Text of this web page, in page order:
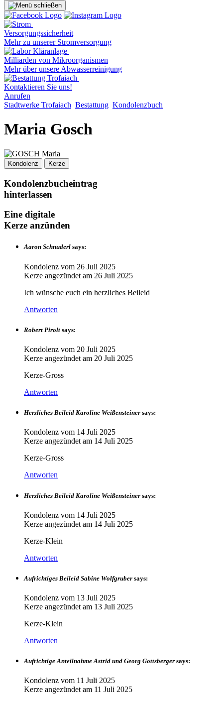
Versorgungssicherheit
Mehr zu unserer Stromversorgung
Milliarden von Mikroorganismen
Mehr über unsere Abwasserreinigung
Kontaktieren Sie uns!
Anrufen
Stadtwerke Trofaiach Bestattung Kondolenzbuch
Maria Gosch
Kondolenz Kerze
Kondolenzbucheintrag
hinterlassen
Eine digitale
Kerze anzünden
Aaron Schnuderl says:
Kondolenz vom 26 Juli 2025
Kerze angezündet am 26 Juli 2025
Ich wünsche euch ein herzliches Beileid
Antworten
Robert Pirolt says:
Kondolenz vom 20 Juli 2025
Kerze angezündet am 20 Juli 2025
Kerze-Gross
Antworten
Herzliches Beileid Karoline Weißensteiner says:
Kondolenz vom 14 Juli 2025
Kerze angezündet am 14 Juli 2025
Kerze-Gross
Antworten
Herzliches Beileid Karoline Weißensteiner says:
Kondolenz vom 14 Juli 2025
Kerze angezündet am 14 Juli 2025
Kerze-Klein
Antworten
Aufrichtiges Beileid Sabine Wolfgruber says:
Kondolenz vom 13 Juli 2025
Kerze angezündet am 13 Juli 2025
Kerze-Klein
Antworten
Aufrichtige Anteilnahme Astrid und Georg Gottsberger says:
Kondolenz vom 11 Juli 2025
Kerze angezündet am 11 Juli 2025